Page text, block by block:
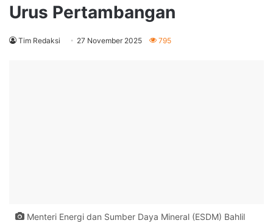
Urus Pertambangan
Tim Redaksi 27 November 2025 795
Menteri Energi dan Sumber Daya Mineral (ESDM) Bahlil